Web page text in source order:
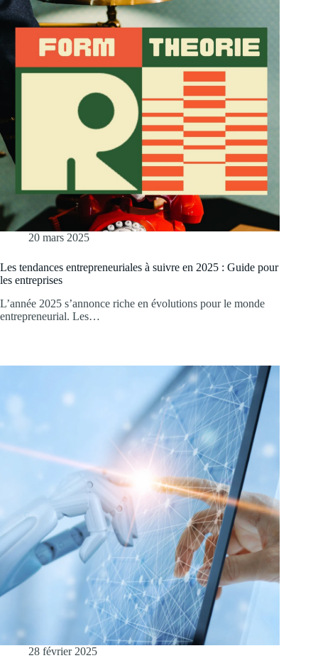
20 mars 2025
Les tendances entrepreneuriales à suivre en 2025 : Guide pour
les entreprises
L’année 2025 s’annonce riche en évolutions pour le monde
entrepreneurial. Les…
28 février 2025